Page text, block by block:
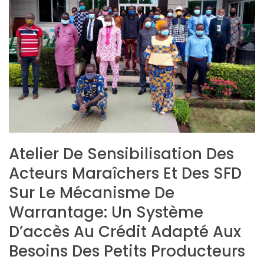
Atelier De Sensibilisation Des
Acteurs Maraîchers Et Des SFD
Sur Le Mécanisme De
Warrantage: Un Système
D’accès Au Crédit Adapté Aux
Besoins Des Petits Producteurs